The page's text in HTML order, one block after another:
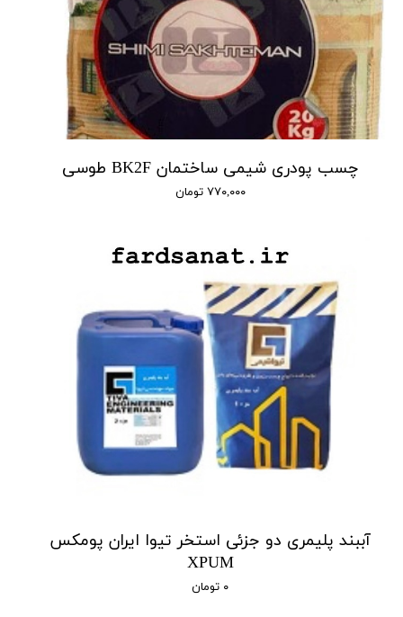
چسب پودری شیمی ساختمان BK2F طوسی
۷۷۰,۰۰۰ تومان
آببند پلیمری دو جزئی استخر تیوا ایران پومکس
XPUM
۰ تومان